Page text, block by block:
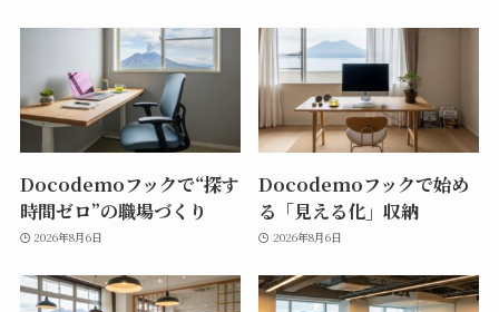
Docodemoフックで“探す
時間ゼロ”の職場づくり
2026年8月6日
Docodemoフックで始め
る「見える化」収納
2026年8月6日